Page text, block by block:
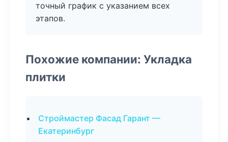
точный график с указанием всех
этапов.
Похожие компании: Укладка
плитки
Строймастер Фасад Гарант —
Екатеринбург